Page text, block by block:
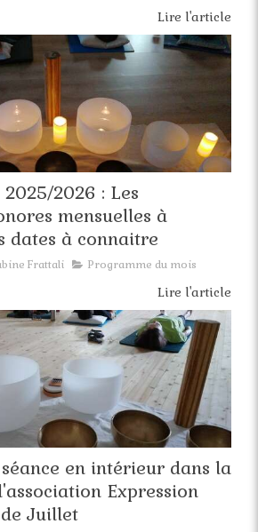
Lire l'article
2026 : Les
mensuelles à
dates à connaitre
Frattali Programme du mois
Lire l'article
en intérieur dans la
Expression
Juillet